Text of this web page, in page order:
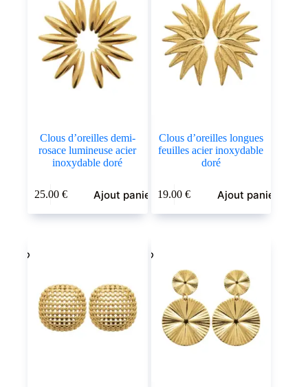
Clous d’oreilles demi-
rosace lumineuse acier
inoxydable doré
25.00 € Ajout panier
Clous d’oreilles longues
feuilles acier inoxydable
doré
19.00€ Ajout panier